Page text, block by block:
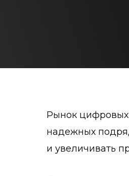
Рынок цифровых
надежных
и увеличивать